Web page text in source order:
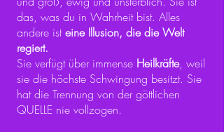
das, was du in Wahrheit bist. Alles
andere isteine Illusion, die die Welt
regiert.
Sie verfügt über immense Heilkräfte, weil
sie die höchste Schwingung besitzt. Sie
hat die Trennung von der göttlichen
QUELLE nie vollzogen.